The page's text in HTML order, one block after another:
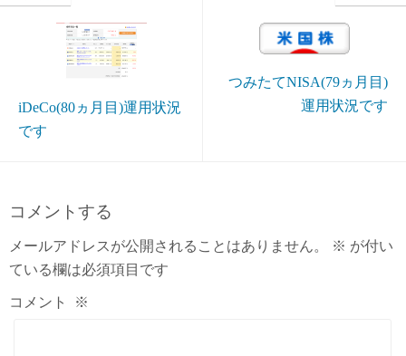
iDeCo(80ヵ月目)運用状況
です
つみたてNISA(79ヵ月目)
運用状況です
コメントする
メールアドレスが公開されることはありません。 ※ が付い
ている欄は必須項目です
コメント ※